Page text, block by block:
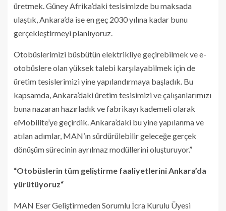
üretmek. Güney Afrika’daki tesisimizde bu maksada
ulaştık, Ankara’da ise en geç 2030 yılına kadar bunu
gerçekleştirmeyi planlıyoruz.
Otobüslerimizi büsbütün elektrikliye geçirebilmek ve e-
otobüslere olan yüksek talebi karşılayabilmek için de
üretim tesislerimizi yine yapılandırmaya başladık. Bu
kapsamda, Ankara’daki üretim tesisimizi ve çalışanlarımızı
buna nazaran hazırladık ve fabrikayı kademeli olarak
eMobilite’ye geçirdik. Ankara’daki bu yine yapılanma ve
atılan adımlar, MAN’ın sürdürülebilir geleceğe gerçek
dönüşüm sürecinin ayrılmaz modüllerini oluşturuyor.”
“Otobüslerin tüm geliştirme faaliyetlerini Ankara’da
yürütüyoruz“
MAN Eser Geliştirmeden Sorumlu İcra Kurulu Üyesi